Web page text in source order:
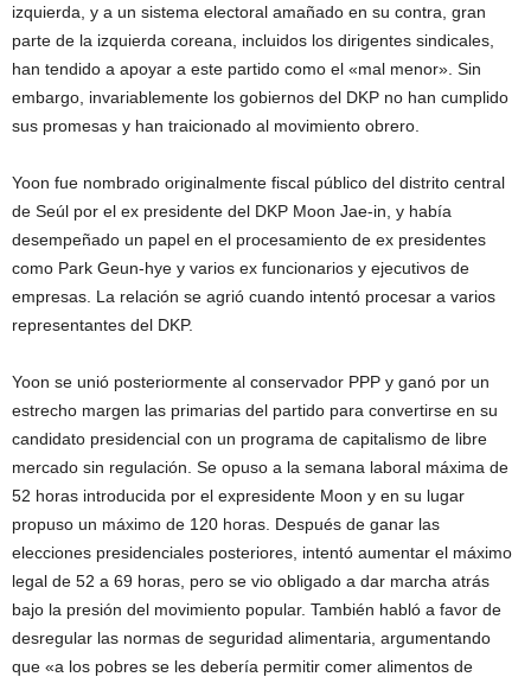
izquierda, y a un sistema electoral amañado en su contra, gran
parte de la izquierda coreana, incluidos los dirigentes sindicales,
han tendido a apoyar a este partido como el «mal menor». Sin
embargo, invariablemente los gobiernos del DKP no han cumplido
sus promesas y han traicionado al movimiento obrero.
Yoon fue nombrado originalmente fiscal público del distrito central
de Seúl por el ex presidente del DKP Moon Jae-in, y había
desempeñado un papel en el procesamiento de ex presidentes
como Park Geun-hye y varios ex funcionarios y ejecutivos de
empresas. La relación se agrió cuando intentó procesar a varios
representantes del DKP.
Yoon se unió posteriormente al conservador PPP y ganó por un
estrecho margen las primarias del partido para convertirse en su
candidato presidencial con un programa de capitalismo de libre
mercado sin regulación. Se opuso a la semana laboral máxima de
52 horas introducida por el expresidente Moon y en su lugar
propuso un máximo de 120 horas. Después de ganar las
elecciones presidenciales posteriores, intentó aumentar el máximo
legal de 52 a 69 horas, pero se vio obligado a dar marcha atrás
bajo la presión del movimiento popular. También habló a favor de
desregular las normas de seguridad alimentaria, argumentando
que «a los pobres se les debería permitir comer alimentos de